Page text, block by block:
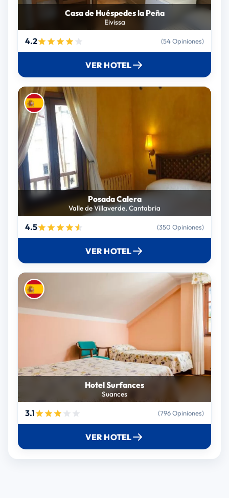
Casa de Huéspedes la Peña
Eivissa
4.2 (54 Opiniones)
VER HOTEL
Posada Calera
Valle de Villaverde, Cantabria
4.5 (350 Opiniones)
VER HOTEL
Hotel Surfances
Suances
3.1 (796 Opiniones)
VER HOTEL